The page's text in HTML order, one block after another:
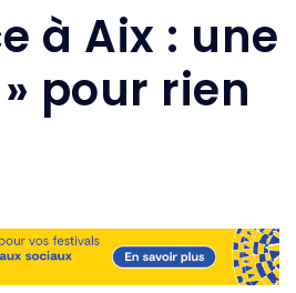
à Aix : une
pour rien